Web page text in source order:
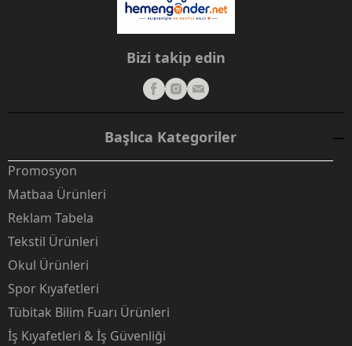
Bizi takip edin
Başlıca Kategoriler
Promosyon
Matbaa Ürünleri
Reklam Tabela
Tekstil Ürünleri
Okul Ürünleri
Spor Kıyafetleri
Tübitak Bilim Fuarı Ürünleri
İş Kıyafetleri & İş Güvenliği